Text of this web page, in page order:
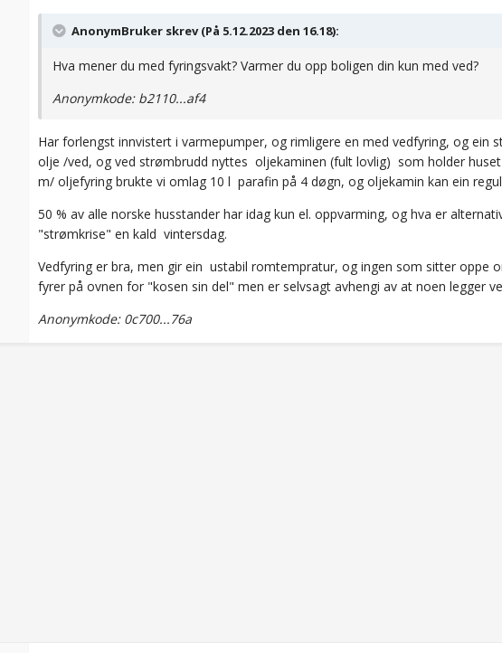
AnonymBruker skrev (På 5.12.2023 den 16.18):
Hva mener du med fyringsvakt? Varmer du opp boligen din kun med ved?
Anonymkode: b2110...af4
Har forlengst innvistert i varmepumper, og rimligere en med vedfyring, og
olje /ved, og ved strømbrudd nyttes oljekaminen (fult lovlig) som holder
m/ oljefyring brukte vi omlag 10 l parafin på 4 døgn, og oljekamin kan ein
50 % av alle norske husstander har idag kun el. oppvarming, og hva er
"strømkrise" en kald vintersdag.
Vedfyring er bra, men gir ein ustabil romtempratur, og ingen som sitter oppe
fyrer på ovnen for "kosen sin del" men er selvsagt avhengi av at noen legger
Anonymkode: 0c700...76a